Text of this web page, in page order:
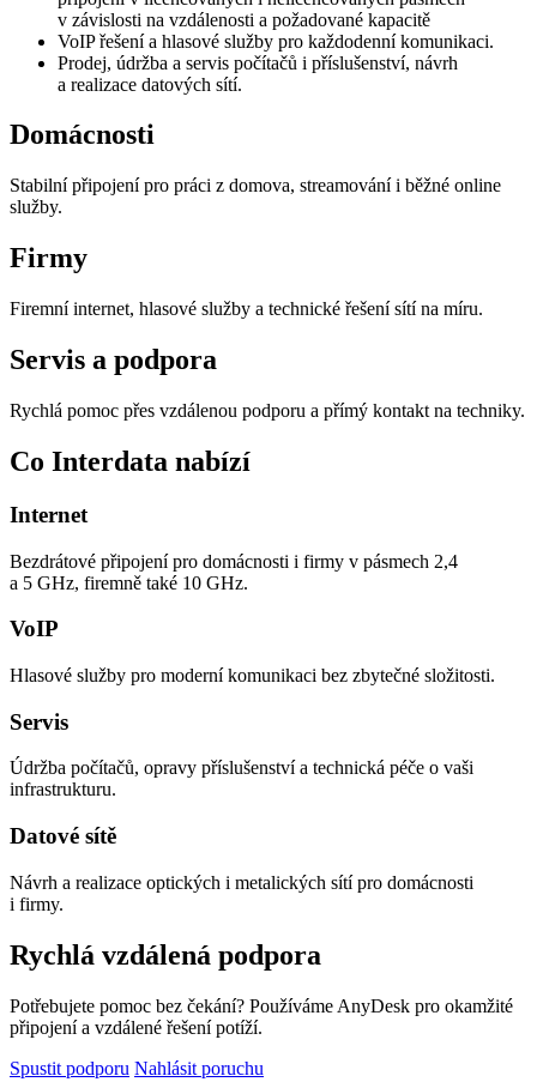
v závislosti na vzdálenosti a požadované kapacitě
VoIP řešení a hlasové služby pro každodenní komunikaci.
Prodej, údržba a servis počítačů i příslušenství, návrh
a realizace datových sítí.
Domácnosti
Stabilní připojení pro práci z domova, streamování i běžné online
služby.
Firmy
Firemní internet, hlasové služby a technické řešení sítí na míru.
Servis a podpora
Rychlá pomoc přes vzdálenou podporu a přímý kontakt na techniky.
Co Interdata nabízí
Internet
Bezdrátové připojení pro domácnosti i firmy v pásmech 2,4
a 5 GHz, firemně také 10 GHz.
VoIP
Hlasové služby pro moderní komunikaci bez zbytečné složitosti.
Servis
Údržba počítačů, opravy příslušenství a technická péče o vaši
infrastrukturu.
Datové sítě
Návrh a realizace optických i metalických sítí pro domácnosti
i firmy.
Rychlá vzdálená podpora
Potřebujete pomoc bez čekání? Používáme AnyDesk pro okamžité
připojení a vzdálené řešení potíží.
Spustit podporu Nahlásit poruchu